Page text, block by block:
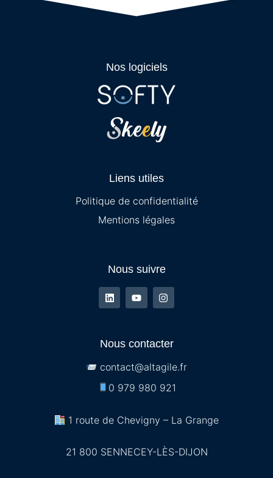
Nos logiciels
Liens utiles
Politique de confidentialité
Mentions légales
Nous suivre
Nous contacter
contact@altagile.fr
0 979 980 921
1 route de Chevigny – La Grange
21 800 SENNECEY-LÈS-DIJON